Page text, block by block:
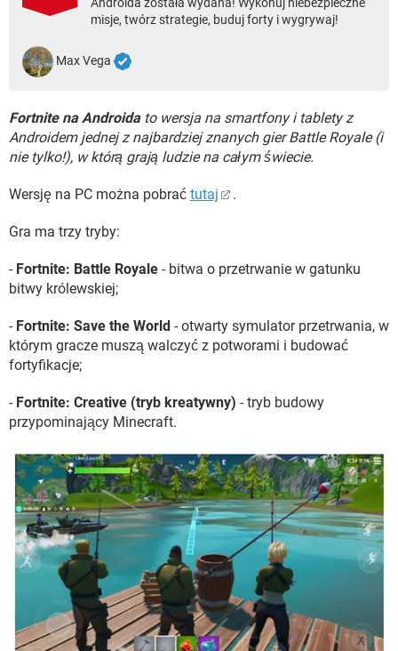
WINDOWS 10
misje, twórz strategie, buduj forty i wygrywaj!
Max Vega
Fortnite na Androidato wersja na smartfony i tablety z
Androidem jednej z najbardziej znanych gier Battle Royale (i
nie tylko!), w którą grają ludzie na całym świecie.
Wersję na PC można pobrać tutaj .
Gra ma trzy tryby:
- Fortnite: Battle Royale - bitwa o przetrwanie w gatunku
bitwy królewskiej;
- Fortnite: Save the World - otwarty symulator przetrwania, w
którym gracze muszą walczyć z potworami i budować
fortyfikacje;
- Fortnite: Creative (tryb kreatywny) - tryb budowy
przypominający Minecraft.